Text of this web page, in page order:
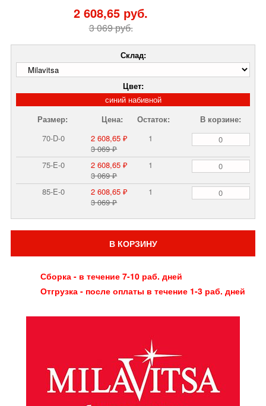
3 069 руб.
2 608,65 руб.
Склад:
Цвет:
синий набивной
Размер:
Цена: Остаток:
В корзине:
70-D-0
3 069 ₽
2 608,65 ₽ 1
75-E-0
3 069 ₽
2 608,65 ₽ 1
85-E-0
3 069 ₽
2 608,65 ₽ 1
В КОРЗИНУ
Сборка - в течение 7-10 раб. дней
Отгрузка - после оплаты в течение 1-3 раб. дней